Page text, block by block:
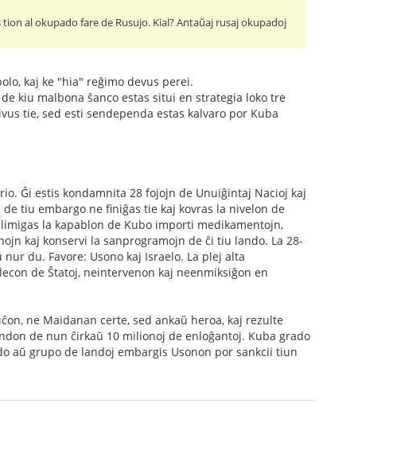
al okupado fare de Rusujo. Kial? Antaŭaj rusaj okupadoj
kaj ke "hia" reĝimo devus perei.
kiu malbona ŝanco estas situi en strategia loko tre
tie, sed esti sendependa estas kalvaro por Kuba
Ĝi estis kondamnita 28 fojojn de Unuiĝintaj Nacioj kaj
tiu embargo ne finiĝas tie kaj kovras la nivelon de
la kapablon de Kubo importi medikamentojn,
kaj konservi la sanprogramojn de ĉi tiu lando. La 28-
du. Favore: Usono kaj Israelo. La plej alta
de Ŝtatoj, neintervenon kaj neenmiksiĝon en
ne Maidanan certe, sed ankaŭ heroa, kaj rezulte
de nun ĉirkaŭ 10 milionoj de enloĝantoj. Kuba grado
aŭ grupo de landoj embargis Usonon por sankcii tiun